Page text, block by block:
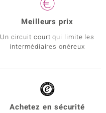
Meilleurs prix
Un circuit court qui limite les
intermédiaires onéreux
Achetez en sécurité